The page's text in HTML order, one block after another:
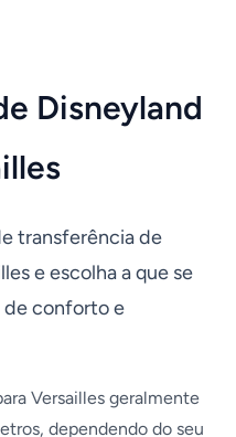
Disneyland
transferência de
e escolha a que se
de conforto e
Versailles geralmente
dependendo do seu